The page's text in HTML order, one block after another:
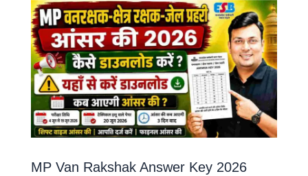
MP Van Rakshak Answer Key 2026